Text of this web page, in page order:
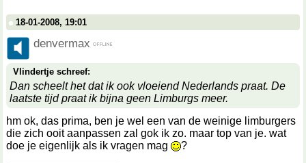
18-01-2008, 19:01
denvermax
Vlindertje schreef:
Dan scheelt het dat ik ook vloeiend Nederlands praat. De
laatste tijd praat ik bijna geen Limburgs meer.
hm ok, das prima, ben je wel een van de weinige limburgers
die zich ooit aanpassen zal gok ik zo. maar top van je. wat
doe je eigenlijk als ik vragen mag
?